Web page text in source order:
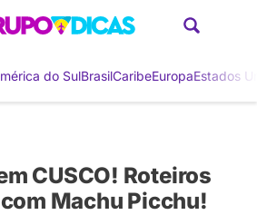
do SulBrasilCaribeEuropaEstados
CUSCO! Roteiros
com Machu Picchu!